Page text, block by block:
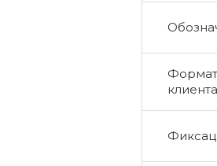
Формат
клиента